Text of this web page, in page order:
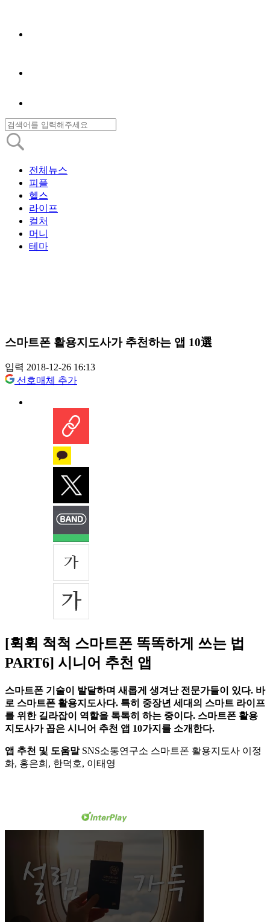
전체뉴스
피플
헬스
라이프
컬처
머니
테마
스마트폰 활용지도사가 추천하는 앱 10選
입력 2018-12-26 16:13
선호매체 추가
[휙휙 척척 스마트폰 똑똑하게 쓰는 법
PART6] 시니어 추천 앱
스마트폰 기술이 발달하며 새롭게 생겨난 전문가들이 있다. 바
로 스마트폰 활용지도사다. 특히 중장년 세대의 스마트 라이프
를 위한 길라잡이 역할을 톡톡히 하는 중이다. 스마트폰 활용
지도사가 꼽은 시니어 추천 앱 10가지를 소개한다.
앱 추천 및 도움말SNS소통연구소 스마트폰 활용지도사 이정
화, 홍은희, 한덕호, 이태영